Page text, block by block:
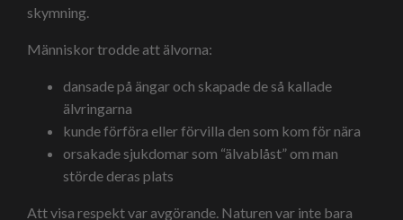
skymning.
Människor trodde att älvorna:
dansade på ängar och skapade de så kallade
älvringarna
kunde förföra eller förvilla den som kom för nära
orsakade sjukdomar som “älvablåst” om man
störde deras plats
Att visa respekt var avgörande. Naturen var inte bara